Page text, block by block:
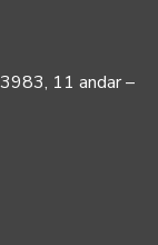
11 andar –